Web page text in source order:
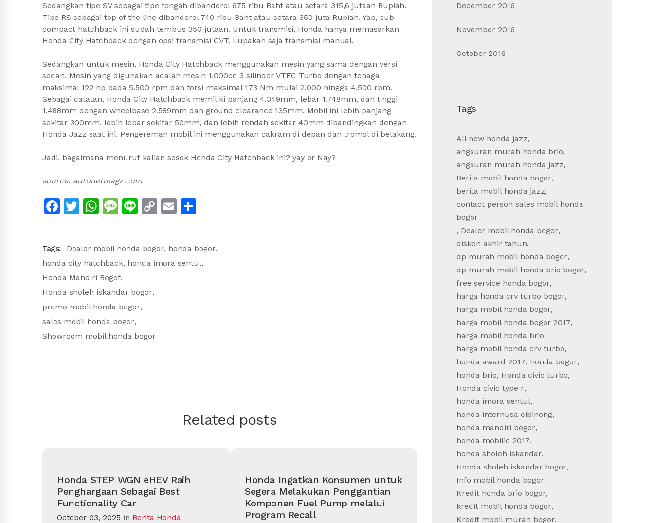
Sedangkan tipe SV sebagai tipe tengah dibanderol 675 ribu Baht atau setara 315,6 jutaan Rupiah.
Tipe RS sebagai top of the line dibanderol 749 ribu Baht atau setara 350 juta Rupiah. Yap, sub
compact hatchback ini sudah tembus 350 jutaan. Untuk transmisi, Honda hanya memasarkan
Honda City Hatchback dengan opsi transmisi CVT. Lupakan saja transmisi manual.
Sedangkan untuk mesin, Honda City Hatchback menggunakan mesin yang sama dengan versi
sedan. Mesin yang digunakan adalah mesin 1.000cc 3 silinder VTEC Turbo dengan tenaga
maksimal 122 hp pada 5.500 rpm dan torsi maksimal 173 Nm mulai 2.000 hingga 4.500 rpm.
Sebagai catatan, Honda City Hatchback memiliki panjang 4.349mm, lebar 1.748mm, dan tinggi
1.488mm dengan wheelbase 2.589mm dan ground clearance 135mm. Mobil ini lebih panjang
sekitar 300mm, lebih lebar sekitar 50mm, dan lebih rendah sekitar 40mm dibandingkan dengan
Honda Jazz saat ini. Pengereman mobil ini menggunakan cakram di depan dan tromol di belakang.
Jadi, bagaimana menurut kalian sosok Honda City Hatchback ini? yay or Nay?
source: autonetmagz.com
Facebook
Twitter
WhatsApp
Message
LineCopyEmail
Tags: Dealer mobil honda bogor, honda bogor,
honda city hatchback, honda imora sentul,
Honda Mandiri Bogof,
Honda sholeh iskandar bogor,
promo mobil honda bogor,
sales mobil honda bogor,
Showroom mobil honda bogor
Related posts
Honda STEP WGN eHEV Raih
Penghargaan Sebagai Best
Functionality Car
October 03, 2025 in Berita Honda
Honda Ingatkan Konsumen untuk
Segera Melakukan Penggantian
Komponen Fuel Pump melalui
Program Recall
Honda Perkenalkan New Honda
City, dengan Tampilan Lebih
Stylish dan Teknologi
Keselamatan Honda SENSING
December 2016
November 2016
October 2016
Tags
All new honda jazz,
angsuran murah honda brio,
angsuran murah honda jazz,
Berita mobil honda bogor,
berita mobil honda jazz,
contact person sales mobil honda
bogor
, Dealer mobil honda bogor,
diskon akhir tahun,
dp murah mobil honda bogor,
dp murah mobil honda brio bogor,
free service honda bogor,
harga honda crv turbo bogor,
harga mobil honda bogor,
harga mobil honda bogor 2017,
harga mobil honda brio,
harga mobil honda crv turbo,
honda award 2017, honda bogor,
honda brio, Honda civic turbo,
Honda civic type r,
honda imora sentul,
honda internusa cibinong,
honda mandiri bogor,
honda mobilio 2017,
honda sholeh iskandar,
Honda sholeh iskandar bogor,
Info mobil honda bogor,
Kredit honda brio bogor,
kredit mobil honda bogor,
Kredit mobil murah bogor,